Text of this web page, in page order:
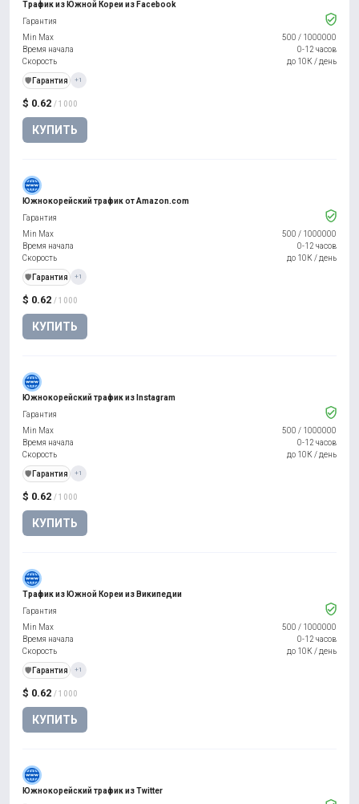
Трафик из Южной Кореи из Facebook
$ 0.62 / 1000
КУПИТЬ
Гарантия
Min Max
500 / 1000000
Время начала
0-12 часов
Скорость
до 10К / день
️🛡️ Гарантия +1
Южнокорейский трафик от Amazon.com
$ 0.62 / 1000
КУПИТЬ
Гарантия
Min Max
500 / 1000000
Время начала
0-12 часов
Скорость
до 10К / день
️🛡️ Гарантия +1
Южнокорейский трафик из Instagram
$ 0.62 / 1000
КУПИТЬ
Гарантия
Min Max
500 / 1000000
Время начала
0-12 часов
Скорость
до 10К / день
️🛡️ Гарантия +1
Трафик из Южной Кореи из Википедии
$ 0.62 / 1000
КУПИТЬ
Гарантия
Min Max
500 / 1000000
Время начала
0-12 часов
Скорость
до 10К / день
️🛡️ Гарантия +1
Южнокорейский трафик из Twitter